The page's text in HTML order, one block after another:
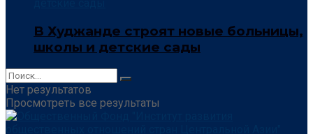
В Худжанде строят новые больницы,
школы и детские сады
Нет результатов
Просмотреть все результаты